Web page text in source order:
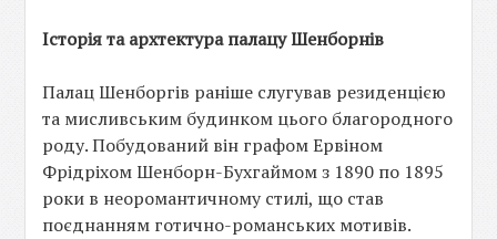
Історія та архтектура палацу Шенборнів
Палац Шенборгів раніше слугував резиденцією
та мисливським будинком цього благородного
роду. Побудований він графом Ервіном
Фрідріхом Шенборн-Бухгаймом з 1890 по 1895
роки в неоромантичному стилі, що став
поєднанням готично-романських мотивів.